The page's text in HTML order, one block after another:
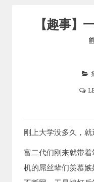
【趣事】
刚上大学没多久，就
富二代们刚来就带
机的屌丝辈们羡慕